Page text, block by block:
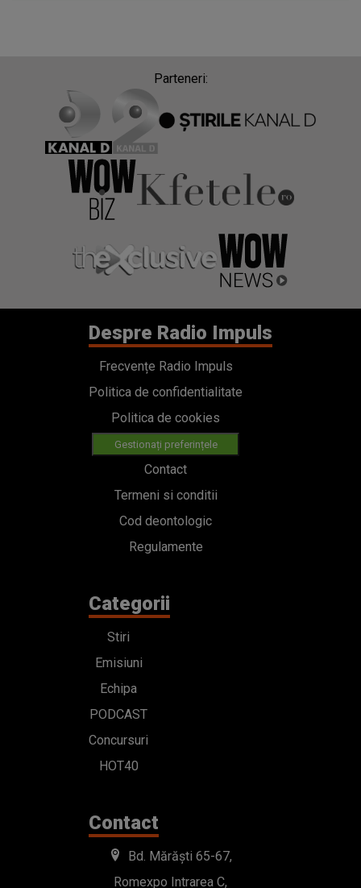
Parteneri:
Despre Radio Impuls
Frecvențe Radio Impuls
Politica de confidentialitate
Politica de cookies
Gestionați preferințele
Contact
Termeni si conditii
Cod deontologic
Regulamente
Categorii
Stiri
Emisiuni
Echipa
PODCAST
Concursuri
HOT40
Contact
Bd. Mărăști 65-67,
Romexpo Intrarea C,